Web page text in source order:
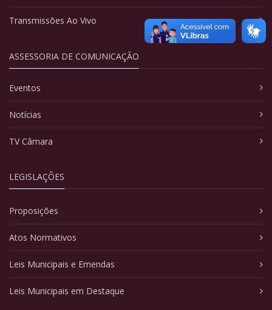
Transmissões Ao Vivo
ASSESSORIA DE COMUNICAÇÃO
Eventos
Notícias
TV Câmara
LEGISLAÇÕES
Proposições
Atos Normativos
Leis Municipais e Emendas
Leis Municipais em Destaque